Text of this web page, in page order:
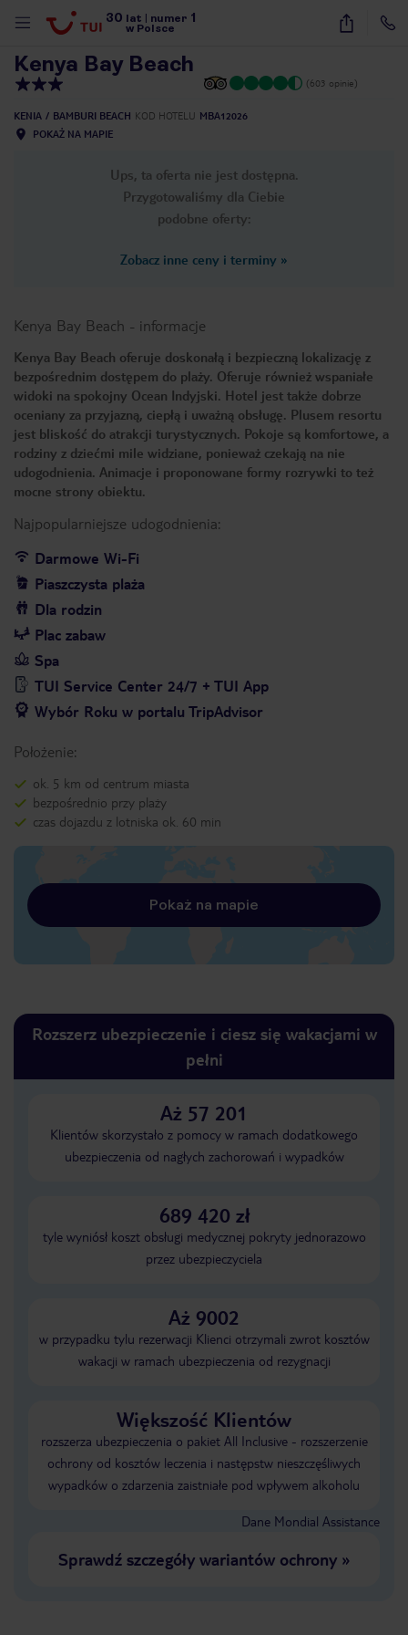
30 lat numer 1
w Polsce
14
Kenya Bay Beach
(603 opinie)
KENIA BAMBURI BEACH KOD HOTELU MBA12026
POKAŻ NA MAPIE
Ups, ta oferta nie jest dostępna.
Przygotowaliśmy dla Ciebie
podobne oferty:
Zobacz inne ceny i terminy »
Kenya Bay Beach - informacje
Kenya Bay Beach oferuje doskonałą i bezpieczną lokalizację z
bezpośrednim dostępem do plaży. Oferuje również wspaniałe
widoki na spokojny Ocean Indyjski. Hotel jest także dobrze
oceniany za przyjazną, ciepłą i uważną obsługę. Plusem resortu
jest bliskość do atrakcji turystycznych. Pokoje są komfortowe, a
rodziny z dziećmi mile widziane, ponieważ czekają na nie
udogodnienia. Animacje i proponowane formy rozrywki to też
mocne strony obiektu.
Najpopularniejsze udogodnienia:
Darmowe Wi-Fi
Piaszczysta plaża
Dla rodzin
Plac zabaw
Spa
TUI Service Center 24/7 + TUI App
Wybór Roku w portalu TripAdvisor
Położenie:
ok. 5 km od centrum miasta
bezpośrednio przy plaży
czas dojazdu z lotniska ok. 60 min
Pokaż na mapie
Rozszerz ubezpieczenie i ciesz się wakacjami w
pełni
Aż 57 201
Klientów skorzystało z pomocy w ramach dodatkowego
ubezpieczenia od nagłych zachorowań i wypadków
689 420 zł
tyle wyniósł koszt obsługi medycznej pokryty jednorazowo
przez ubezpieczyciela
Aż 9002
w przypadku tylu rezerwacji Klienci otrzymali zwrot kosztów
wakacji w ramach ubezpieczenia od rezygnacji
Większość Klientów
rozszerza ubezpieczenia o pakiet All Inclusive - rozszerzenie
ochrony od kosztów leczenia i następstw nieszczęśliwych
wypadków o zdarzenia zaistniałe pod wpływem alkoholu
Dane Mondial Assistance
Sprawdź szczegóły wariantów ochrony»